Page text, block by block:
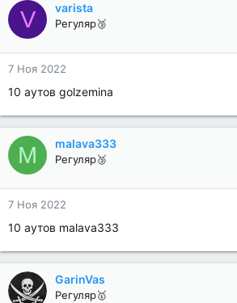
V varista
Регуляр🥉
7 Ноя 2022
10 аутов golzemina
M malava333
Регуляр🥉
7 Ноя 2022
10 аутов malava333
GarinVas
Регуляр🥇